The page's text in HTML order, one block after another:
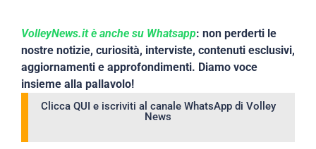
VolleyNews.it è anche su Whatsapp: non perderti le
nostre notizie, curiosità, interviste, contenuti esclusivi,
aggiornamenti e approfondimenti. Diamo voce
insieme alla pallavolo!
Clicca QUI e iscriviti al canale WhatsApp di Volley
News